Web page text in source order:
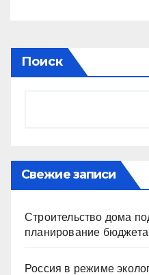
Поиск
Свежие записи
Строительство дома
планирование бюджета
Россия в режиме